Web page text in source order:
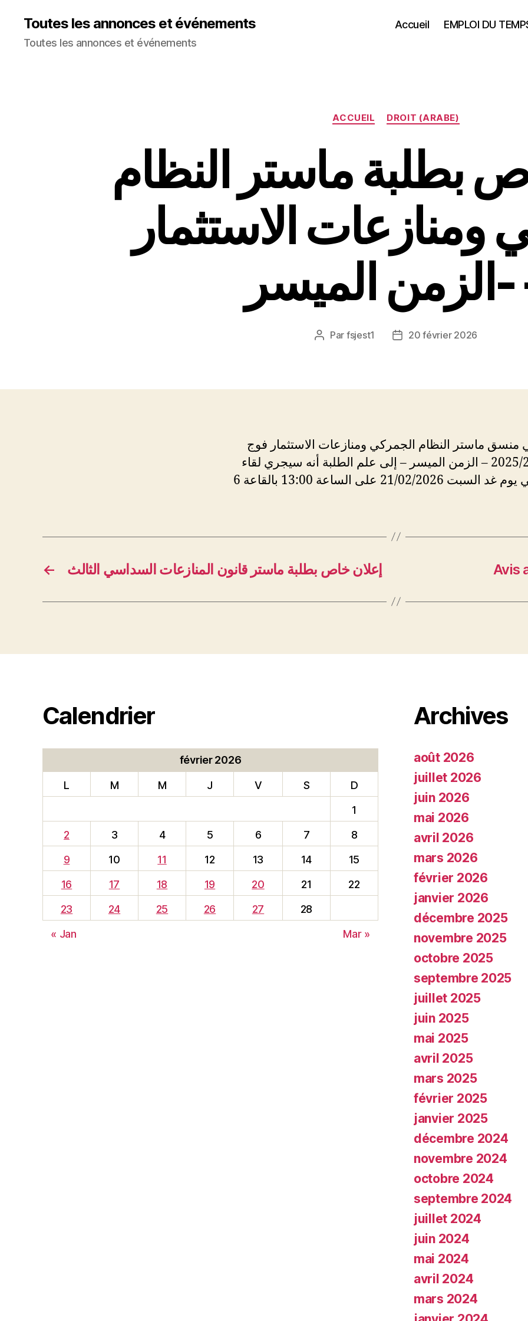
Toutes les annonces et événements
Toutes les annonces et événements
Accueil EMPLOI DU
Catégories
ACCUEIL DROIT (ARABE)
بطلبة ماستر النظام
ومنازعات الاستثمار
–
Auteur
Par fsjest1
Date20 février 2026
منسق ماستر النظام الجمركي ومنازعات الاستثمار فوج
2025/2026 – الزمن الميسر – إلى علم الطلبة أنه سيجري لقاء
21/02/2026 على الساعة 13:00 بالقاعة 6
← إعلان خاص بطلبة ماستر قانون المنازعات السداسي الثالث Avis
Calendrier
février 2026
L M M J V S
D
1
2
3 4 5 6 7
8
9
10 11 12 13 14
15
16
17 18 19 20 21
22
23
24 25 26 27
28
« Jan
Mar »
Archives
août 2026
juillet 2026
juin 2026
mai 2026
avril 2026
mars 2026
février 2026
janvier 2026
décembre 2025
novembre 2025
octobre 2025
septembre 2025
juillet 2025
juin 2025
mai 2025
avril 2025
mars 2025
février 2025
janvier 2025
décembre 2024
novembre 2024
octobre 2024
septembre 2024
juillet 2024
juin 2024
mai 2024
avril 2024
mars 2024